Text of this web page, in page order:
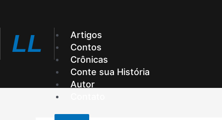
o
conteúdo
LL
Artigos
Contos
Crônicas
Conte sua História
Autor